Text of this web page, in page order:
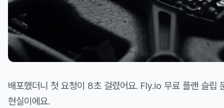
배포했더니 첫 요청이 8초 걸렸어요. Fly.io 무료 플랜 슬립
현실이에요.